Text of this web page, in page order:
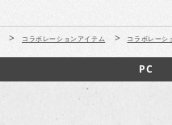
> コラボレーションアイテム > コラボレーシ
PC